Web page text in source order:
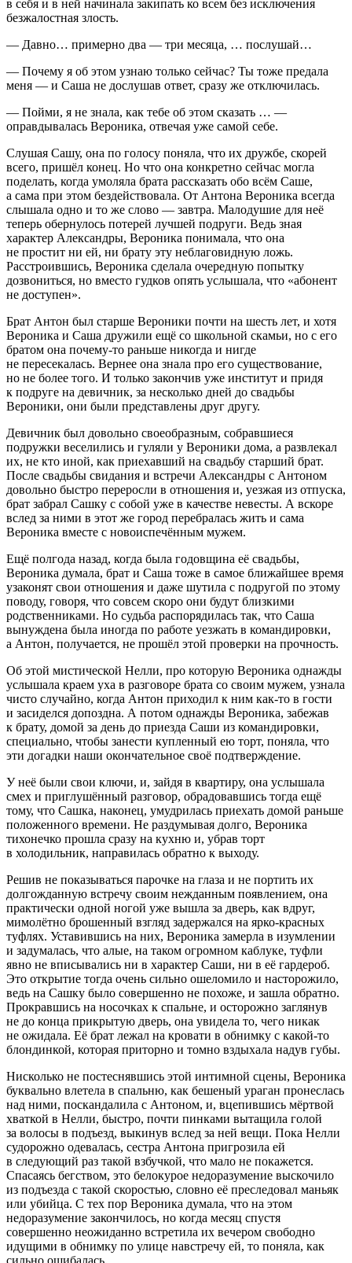
в себя и в ней начинала закипать ко всем без исключения
безжалостная злость.
— Давно… примерно два — три месяца, … послушай…
— Почему я об этом узнаю только сейчас? Ты тоже предала
меня — и Саша не дослушав ответ, сразу же отключилась.
— Пойми, я не знала, как тебе об этом сказать … —
оправдывалась Вероника, отвечая уже самой себе.
Слушая Сашу, она по голосу поняла, что их дружбе, скорей
всего, пришёл конец. Но что она конкретно сейчас могла
поделать, когда умоляла брата рассказать обо всём Саше,
а сама при этом бездействовала. От Антона Вероника всегда
слышала одно и то же слово — завтра. Малодушие для неё
теперь обернулось потерей лучшей подруги. Ведь зная
характер Александры, Вероника понимала, что она
не простит ни ей, ни брату эту неблаговидную ложь.
Расстроившись, Вероника сделала очередную попытку
дозвониться, но вместо гудков опять услышала, что «абонент
не доступен».
Брат Антон был старше Вероники почти на шесть лет, и хотя
Вероника и Саша дружили ещё со школьной скамьи, но с его
братом она почему-то раньше никогда и нигде
не пересекалась. Вернее она знала про его существование,
но не более того. И только закончив уже институт и придя
к подруге на девичник, за несколько дней до свадьбы
Вероники, они были представлены друг другу.
Девичник был довольно своеобразным, собравшиеся
подружки веселились и гуляли у Вероники дома, а развлекал
их, не кто иной, как приехавший на свадьбу старший брат.
После свадьбы свидания и встречи Александры с Антоном
довольно быстро переросли в отношения и, уезжая из отпуска,
брат забрал Сашку с собой уже в качестве невесты. А вскоре
вслед за ними в этот же город перебралась жить и сама
Вероника вместе с новоиспечённым мужем.
Ещё полгода назад, когда была годовщина её свадьбы,
Вероника думала, брат и Саша тоже в самое ближайшее время
узаконят свои отношения и даже шутила с подругой по этому
поводу, говоря, что совсем скоро они будут близкими
родственниками. Но судьба распорядилась так, что Саша
вынуждена была иногда по работе уезжать в командировки,
а Антон, получается, не прошёл этой проверки на прочность.
Об этой мистической Нелли, про которую Вероника однажды
услышала краем уха в разговоре брата со своим мужем, узнала
чисто случайно, когда Антон приходил к ним как-то в гости
и засиделся допоздна. А потом однажды Вероника, забежав
к брату, домой за день до приезда Саши из командировки,
специально, чтобы занести купленный ею торт, поняла, что
эти догадки наши окончательное своё подтверждение.
У неё были свои ключи, и, зайдя в квартиру, она услышала
смех и приглушённый разговор, обрадовавшись тогда ещё
тому, что Сашка, наконец, умудрилась приехать домой раньше
положенного времени. Не раздумывая долго, Вероника
тихонечко прошла сразу на кухню и, убрав торт
в холодильник, направилась обратно к выходу.
Решив не показываться парочке на глаза и не портить их
долгожданную встречу своим нежданным появлением, она
практически одной ногой уже вышла за дверь, как вдруг,
мимолётно брошенный взгляд задержался на ярко-красных
туфлях. Уставившись на них, Вероника замерла в изумлении
и задумалась, что алые, на таком огромном каблуке, туфли
явно не вписывались ни в характер Саши, ни в её гардероб.
Это открытие тогда очень сильно ошеломило и насторожило,
ведь на Сашку было совершенно не похоже, и зашла обратно.
Прокравшись на носочках к спальне, и осторожно заглянув
не до конца прикрытую дверь, она увидела то, чего никак
не ожидала. Её брат лежал на кровати в обнимку с какой-то
блондинкой, которая приторно и томно вздыхала надув губы.
Нисколько не постеснявшись этой интимной сцены, Вероника
буквально влетела в спальню, как бешеный ураган пронеслась
над ними, поскандалила с Антоном, и, вцепившись мёртвой
хваткой в Нелли, быстро, почти пинками вытащила голой
за волосы в подъезд, выкинув вслед за ней вещи. Пока Нелли
судорожно одевалась, сестра Антона пригрозила ей
в следующий раз такой взбучкой, что мало не покажется.
Спасаясь бегством, это белокурое недоразумение выскочило
из подъезда с такой скоростью, словно её преследовал маньяк
или убийца. С тех пор Вероника думала, что на этом
недоразумение закончилось, но когда месяц спустя
совершенно неожиданно встретила их вечером свободно
идущими в обнимку по улице навстречу ей, то поняла, как
сильно ошибалась.